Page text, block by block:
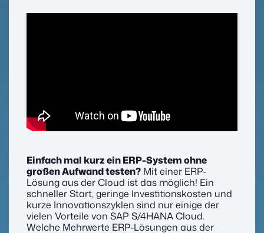
Einfach mal kurz ein ERP-System ohne
großen Aufwand testen? Mit einer ERP-
Lösung aus der Cloud ist das möglich! Ein
schneller Start, geringe Investitionskosten und
kurze Innovationszyklen sind nur einige der
vielen Vorteile von SAP S/4HANA Cloud.
Welche Mehrwerte ERP-Lösungen aus der